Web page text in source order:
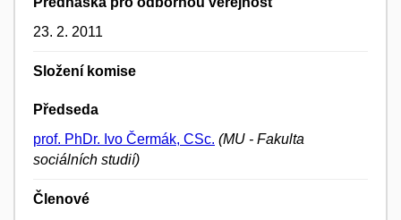
23. 2. 2011
Složení komise
Předseda
prof. PhDr. Ivo Čermák, CSc. (MU - Fakulta
sociálních studií)
Členové